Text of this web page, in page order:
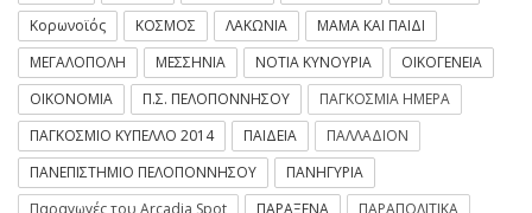
Κορωνοϊός
ΚΟΣΜΟΣ ΛΑΚΩΝΙΑ
ΜΑΜΑ ΚΑΙ ΠΑΙΔΙ
ΜΕΓΑΛΟΠΟΛΗ
ΜΕΣΣΗΝΙΑ ΝΟΤΙΑ ΚΥΝΟΥΡΙΑ
ΟΙΚΟΓΕΝΕΙΑ
ΟΙΚΟΝΟΜΙΑ
Π.Σ. ΠΕΛΟΠΟΝΝΗΣΟΥ
ΠΑΓΚΟΣΜΙΑ ΗΜΕΡΑ
ΠΑΓΚΟΣΜΙΟ ΚΥΠΕΛΛΟ 2014
ΠΑΙΔΕΙΑ
ΠΑΛΛΑΔΙΟΝ
ΠΑΝΕΠΙΣΤΗΜΙΟ ΠΕΛΟΠΟΝΝΗΣΟΥ
ΠΑΝΗΓΥΡΙΑ
Παραγωγές του Arcadia Spot
ΠΑΡΑΞΕΝΑ
ΠΑΡΑΠΟΛΙΤΙΚΑ